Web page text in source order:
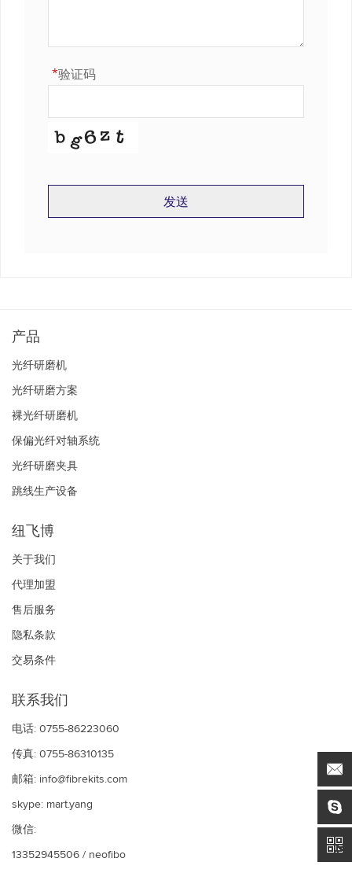
验证码
*
发送
产品
光纤研磨机
光纤研磨方案
裸光纤研磨机
保偏光纤对轴系统
光纤研磨夹具
跳线生产设备
纽飞博
关于我们
代理加盟
售后服务
隐私条款
交易条件
联系我们
电话: 0755-86223060
传真: 0755-86310135
邮箱: info@fibrekits.com
skype: mart.yang
微信:
13352945506 / neofibo